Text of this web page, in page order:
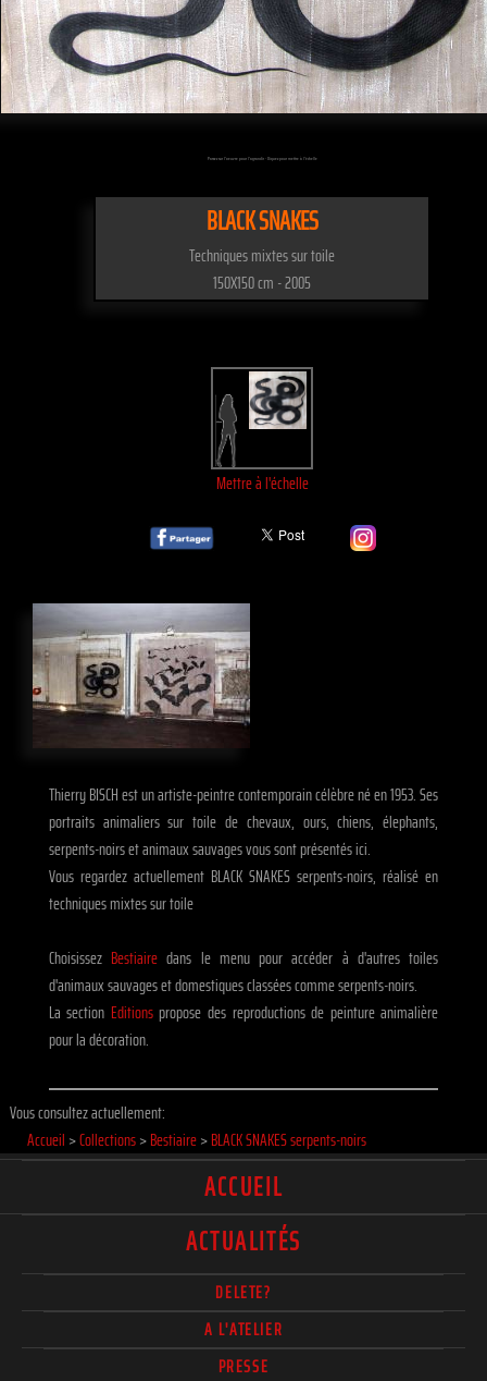
Passez sur l'oeuvre pour l'agrandir - Cliquez pour mettre à l'échelle
BLACK SNAKES
Techniques mixtes sur toile
150X150 cm - 2005
Mettre à l'échelle
Thierry BISCH est un artiste-peintre contemporain célèbre né en 1953. Ses
portraits animaliers sur toile de chevaux, ours, chiens, élephants,
serpents-noirs et animaux sauvages vous sont présentés ici.
Vous regardez actuellement BLACK SNAKES serpents-noirs, réalisé en
techniques mixtes sur toile
Choisissez Bestiaire dans le menu pour accéder à d'autres toiles
d'animaux sauvages et domestiques classées comme serpents-noirs.
La section Editionspropose des reproductions de peinture animalière
pour la décoration.
Vous consultez actuellement:
Accueil >Collections>Bestiaire>BLACK SNAKES serpents-noirs
ACCUEIL
ACTUALITÉS
DELETE?
A L'ATELIER
PRESSE